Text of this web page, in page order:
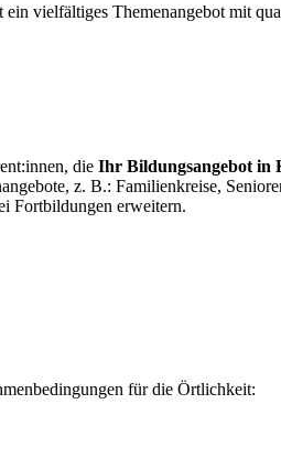
vielfältiges Themenangebot mit
die Ihr Bildungsangebot in
z. B.: Familienkreise,
Fortbildungen erweitern.
für die Örtlichkeit: